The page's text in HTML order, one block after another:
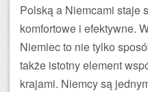
Polską a Niemcami staje
komfortowe i efektywne.
Niemiec to nie tylko
także istotny element
krajami. Niemcy są